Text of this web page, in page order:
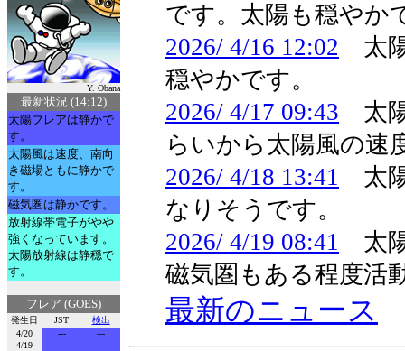
Y. Obana
最新状況 (14:12)
太陽フレアは静かで
す。
太陽風は速度、南向
き磁場ともに静かで
す。
磁気圏は静かです。
放射線帯電子がやや
強くなっています。
太陽放射線は静穏で
す。
フレア (GOES)
発生日 JST
検出
4/20
---
---
4/19
---
---
です。太陽も穏やか
2026/ 4/16 12:02 太
穏やかです。
2026/ 4/17 09:43 太
らいから太陽風の速
2026/ 4/18 13:41 太
なりそうです。
2026/ 4/19 08:41 太
磁気圏もある程度活
最新のニュース